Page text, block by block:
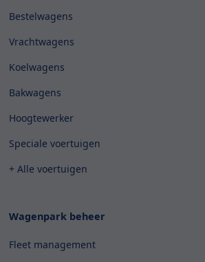
Bestelwagens
Vrachtwagens
Koelwagens
Bakwagens
Hoogtewerker
Speciale voertuigen
+ Alle voertuigen
Wagenpark beheer
Fleet management